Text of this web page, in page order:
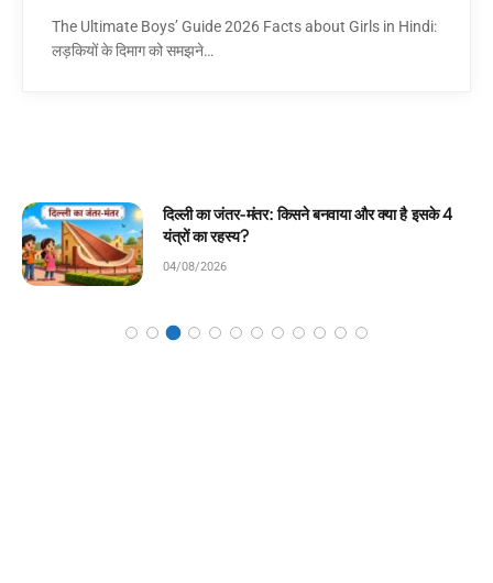
The Ultimate Boys’ Guide 2026 Facts about Girls in Hindi:
लड़कियों के दिमाग को समझने…
बनवाया और क्या है इसके 4
घमंडी मोर और समझदार